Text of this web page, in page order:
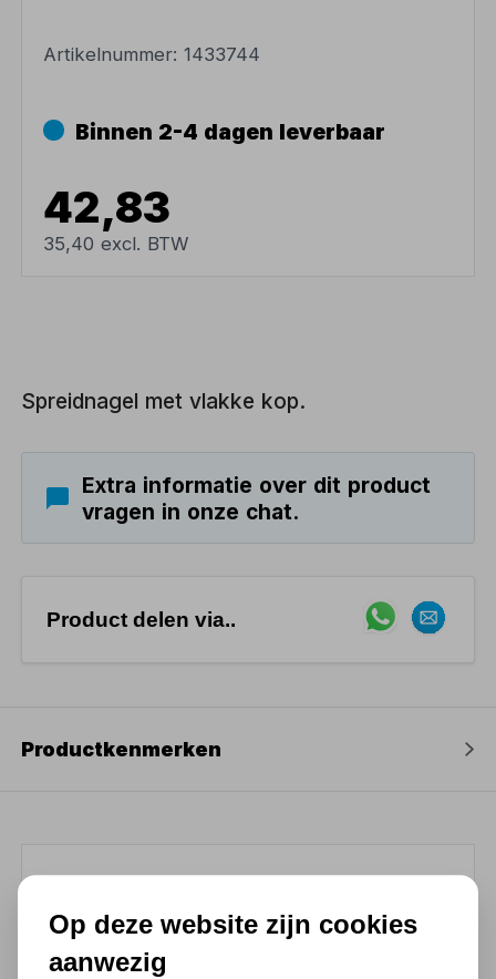
Artikelnummer:1433744
Binnen 2-4 dagen leverbaar
42,83
35,40 excl. BTW
Spreidnagel met vlakke kop.
Extra informatie over dit product
vragen in onze chat.
Product delen via..
Productkenmerken
Chat met ons van 9:00 tot 21:00 !
Op deze website zijn cookies
aanwezig